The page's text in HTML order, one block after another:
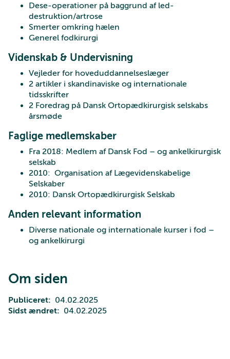
Dese-operationer på baggrund af led-
destruktion/artrose
Smerter omkring hælen
Generel fodkirurgi
Videnskab & Undervisning
Vejleder for hoveduddannelseslæger
2 artikler i skandinaviske og internationale
tidsskrifter
2 Foredrag på Dansk Ortopædkirurgisk selskabs
årsmøde
Faglige medlemskaber
Fra 2018: Medlem af Dansk Fod – og ankelkirurgisk
selskab
2010: Organisation af Lægevidenskabelige
Selskaber
2010: Dansk Ortopædkirurgisk Selskab
Anden relevant information
Diverse nationale og internationale kurser i fod –
og ankelkirurgi
Om siden
Publiceret
04.02.2025
Sidst ændret
04.02.2025